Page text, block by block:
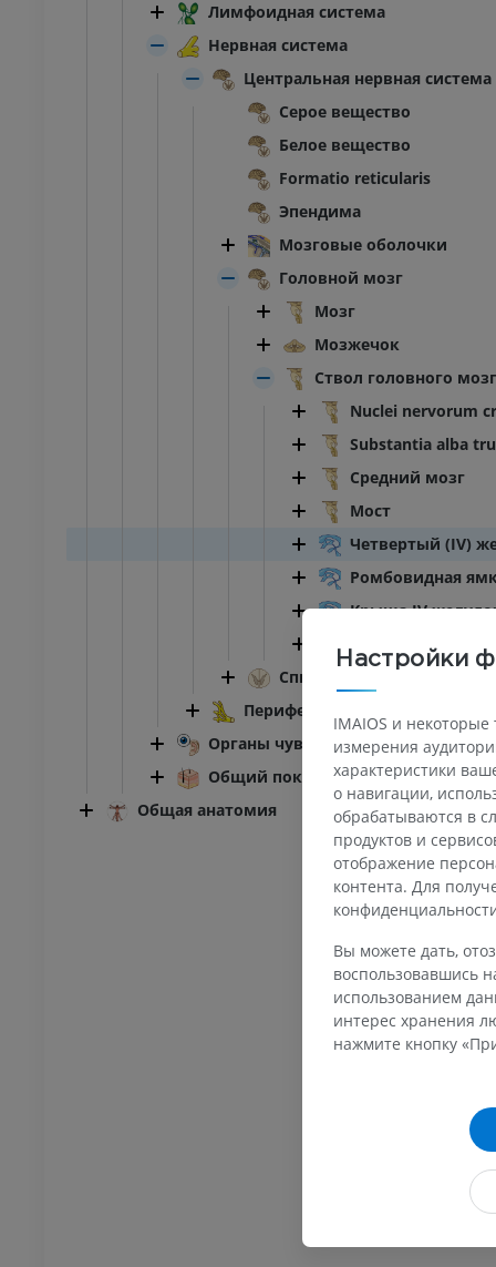
Лимфоидная система
Нервная система
Центральная нервная система
Серое вещество
Белое вещество
Formatio reticularis
Эпендима
Мозговые оболочки
Головной мозг
Мозг
Мозжечок
Ствол головного
Nuclei nervorum
Substantia alba
Средний мозг
Мост
Четвертый (IV)
Ромбовидная
Крыша IV
Medulla oblongata
Спинной мозг
Периферическая нервная
Органы чувств
Общий покров
Общая анатомия
ПРЕДПЛЮСНА - СТОПА
МРТ нижней конечности
Настройки
IMAIOS и
измерения
характеристики
о навигации,
обрабатываются в
продуктов и
отображение
контента. Для
Вы можете дать,
воспользовавшись
использованием
интерес хранения
нажмите кнопку